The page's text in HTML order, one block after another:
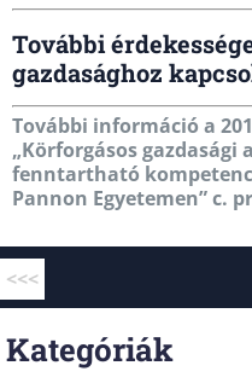
További
gazdasághoz
További információ a
„Körforgásos gazdasági
fenntartható
Pannon Egyetemen” c.
<<<
Kategóriák